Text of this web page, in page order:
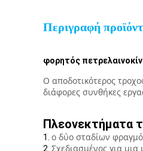
Περιγραφή
φορητός
Ο αποδοτικότερος
διάφορες συνθήκες
Πλεονεκτήματα
1. ο δύο σταδίων
2. Σχεδιασμένος για